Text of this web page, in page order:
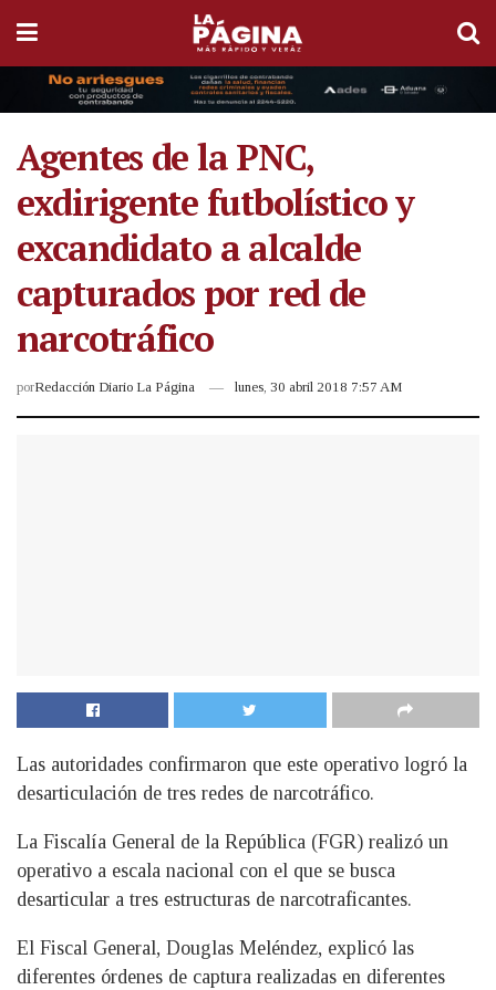
Agentes de la PNC,
exdirigente futbolístico y
excandidato a alcalde
capturados por red de
narcotráfico
porRedacción Diario La Página lunes, 30 abril 2018 7:57 AM
Las autoridades confirmaron que este operativo logró la
desarticulación de tres redes de narcotráfico.
La Fiscalía General de la República (FGR) realizó un
operativo a escala nacional con el que se busca
desarticular a tres estructuras de narcotraficantes.
El Fiscal General, Douglas Meléndez, explicó las
diferentes órdenes de captura realizadas en diferentes